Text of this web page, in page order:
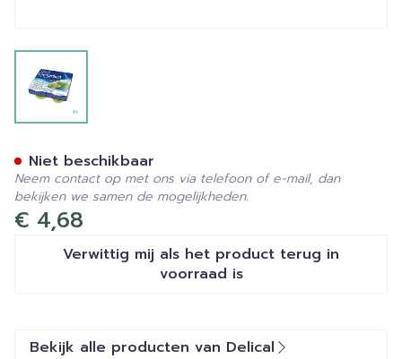
€ 4,68
Verwittig mij als het product terug in
voorraad is
Niet beschikbaar
Neem contact op met ons via telefoon of e-mail, dan
bekijken we samen de mogelijkheden.
Bekijk alle producten van Delical